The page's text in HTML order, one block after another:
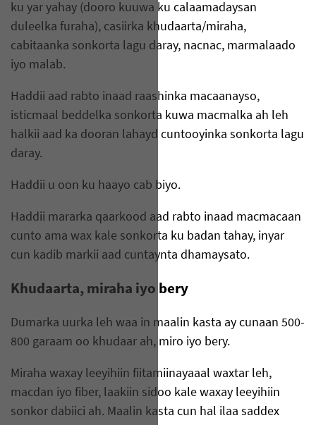
ku yar yahay (dooro kuuwa ku calaamadaysan
duleelka furaha), casiirka khudaarta/miraha,
cabitaanka sonkorta lagu daray, nacnac, marmalaado
iyo malab.
Haddii aad rabto inaad raashinka macaanayso,
isticmaal beddelka sonkorta kuwa macmalka ah leh
halkii aad ka dooran lahayd cuntooyinka sonkorta lagu
daray.
Haddii u oon ku haayo cab biyo.
Haddii mararka qaarkood aad rabto inaad macmacaan
cunto ama wax kale sonkorta ku badan tahay, inyar
cun kadib markii aad cuntaynta dhamaysato.
Khudaarta, miraha iyo bery
Dumarka uurka leh waa in maalin kasta ay cunaan 500-
800 garaam oo khudaar ah, miro iyo bery.
Miraha waxay leeyihiin fiitamiinayaaal waxtar leh,
macdan iyo fiber, laakiin sidoo kale waxay leeyihiin
sonkor dabiici ah. Maalin kasta cun hal ilaa saddex